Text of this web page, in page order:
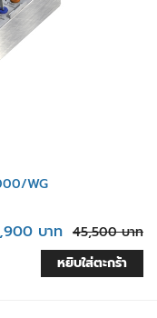
WG
บาท 45,500 บาท
หยิบใส่ตะกร้า